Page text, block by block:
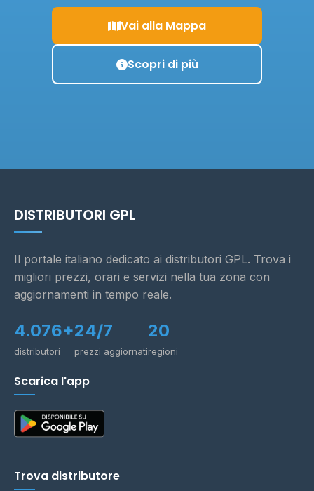
Vai alla Mappa
Scopri di più
DISTRIBUTORI GPL
Il portale italiano dedicato ai distributori GPL. Trova i
migliori prezzi, orari e servizi nella tua zona con
aggiornamenti in tempo reale.
4.076+
distributori
24/7
prezzi aggiornati
20
regioni
Scarica l'app
Trova distributore